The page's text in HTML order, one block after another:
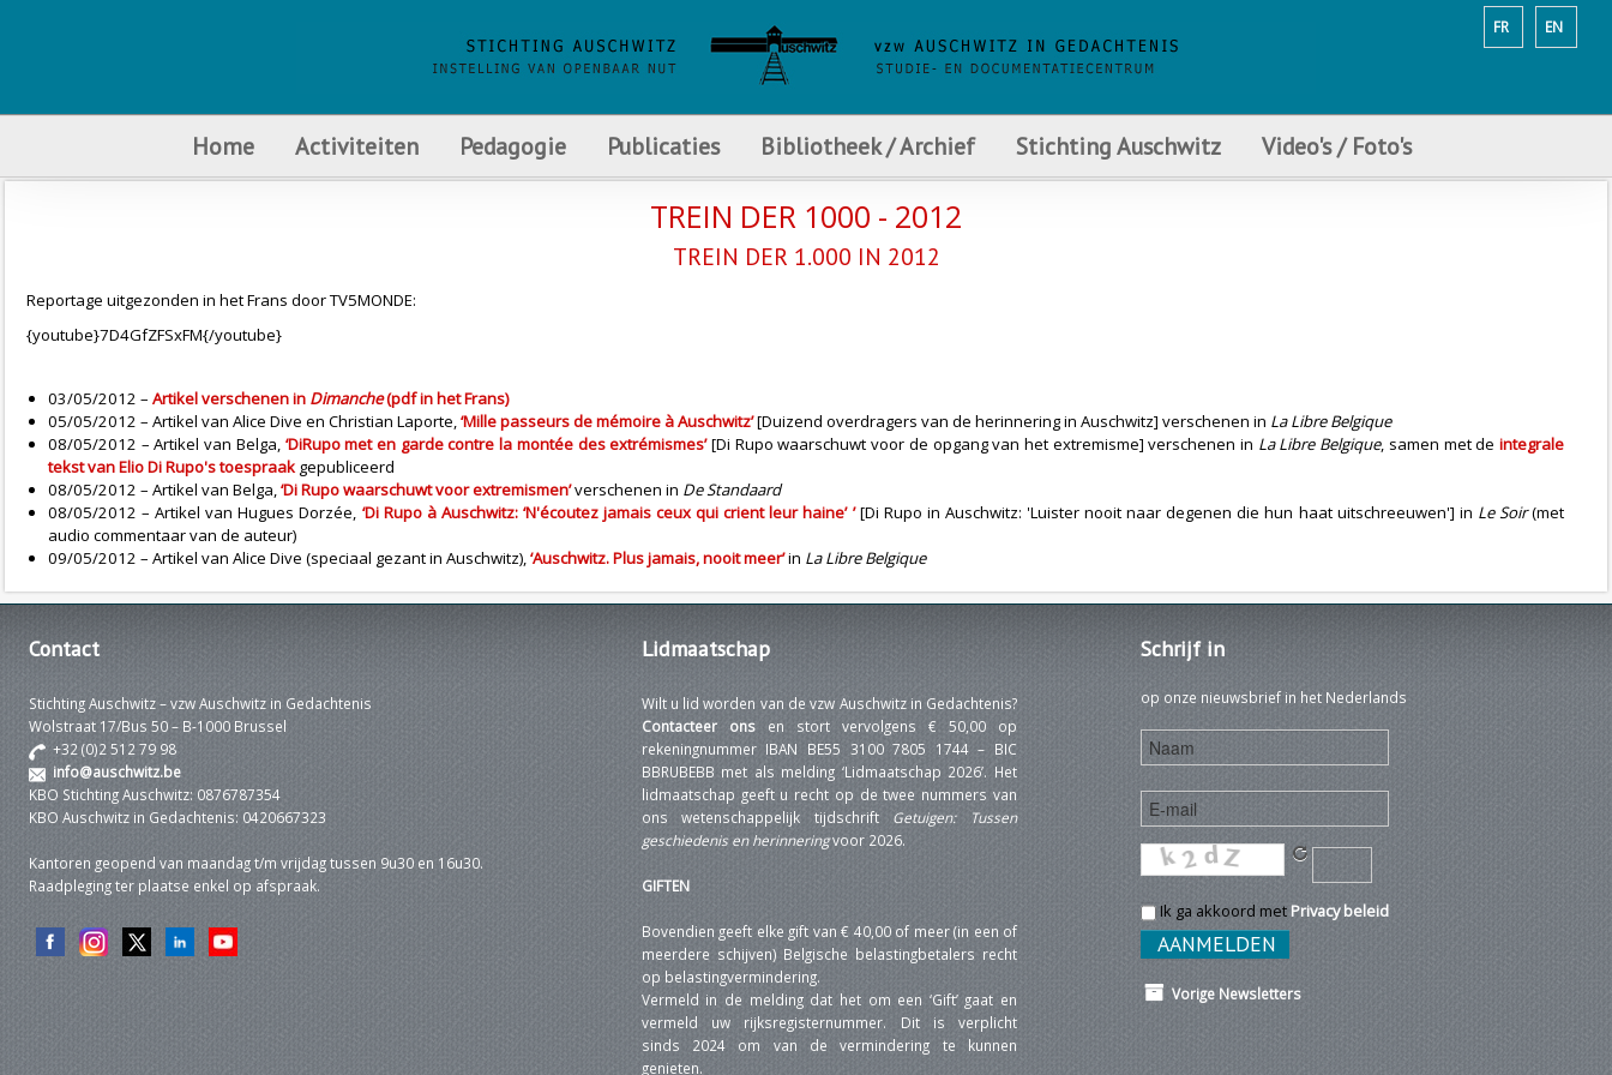
EN
FR
Home Activiteiten Pedagogie Publicaties Bibliotheek / Archief Stichting Auschwitz Video's / Foto's
TREIN DER 1000 - 2012
TREIN DER 1.000 IN 2012
Reportage uitgezonden in het Frans door TV5MONDE:
{youtube}7D4GfZFSxFM{/youtube}
03/05/2012 – Artikel verschenen in Dimanche(pdf in het Frans)
05/05/2012 – Artikel van Alice Dive en Christian Laporte,‘Mille passeurs de mémoire à Auschwitz’[Duizend overdragers van de herinnering in Auschwitz] verschenen in La Libre Belgique
08/05/2012 – Artikel van Belga, ‘DiRupo met en garde contre la montée des extrémismes’[Di Rupo waarschuwt voor de opgang van het extremisme] verschenen in La Libre Belgique, samen met deintegrale
tekst van Elio Di Rupo's toespraak gepubliceerd
08/05/2012 – Artikel van Belga,‘Di Rupo waarschuwt voor extremismen’verschenen in De Standaard
08/05/2012 – Artikel van Hugues Dorzée, ‘Di Rupo à Auschwitz: ‘N'écoutez jamais ceux qui crient leur haine’ ’[Di Rupo in Auschwitz: 'Luister nooit naar degenen die hun haat uitschreeuwen'] in Le Soir(met
audio commentaar van de auteur)
09/05/2012 – Artikel van Alice Dive (speciaal gezant in Auschwitz),‘Auschwitz. Plus jamais, nooit meer’in La Libre Belgique
Contact
Stichting Auschwitz – vzw Auschwitz in Gedachtenis
Wolstraat 17/Bus 50 – B-1000 Brussel
+32 (0)2 512 79 98
info@auschwitz.be
KBO Stichting Auschwitz: 0876787354
KBO Auschwitz in Gedachtenis: 0420667323
Kantoren geopend van maandag t/m vrijdag tussen 9u30 en 16u30.
Raadpleging ter plaatse enkel op afspraak.
Lidmaatschap
Wilt u lid worden van de vzw Auschwitz in Gedachtenis?
Contacteer onsen stort vervolgens € 50,00 op
rekeningnummer IBAN BE55 3100 7805 1744 – BIC
BBRUBEBB met als melding ‘Lidmaatschap 2026’. Het
lidmaatschap geeft u recht op de twee nummers van
ons wetenschappelijk tijdschrift Getuigen: Tussen
geschiedenis en herinneringvoor 2026.
GIFTEN
Bovendien geeft elke gift van € 40,00 of meer (in een of
meerdere schijven) Belgische belastingbetalers recht
op belastingvermindering.
Vermeld in de melding dat het om een ‘Gift’ gaat en
vermeld uw rijksregisternummer. Dit is verplicht
sinds 2024 om van de vermindering te kunnen
genieten.
Schrijf in
op onze nieuwsbrief in het Nederlands
Ik ga akkoord met Privacy beleid
Vorige Newsletters